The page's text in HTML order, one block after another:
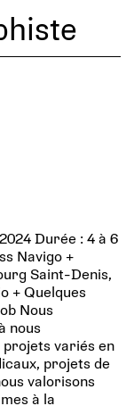
Durée : 4 à 6
Navigo +
Saint-Denis,
+ Quelques
Nous
nous
projets variés en
projets de
valorisons
à la